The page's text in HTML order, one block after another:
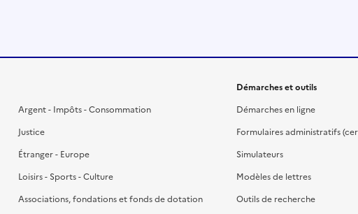
Argent - Impôts - Consommation
Justice
Étranger - Europe
Loisirs - Sports - Culture
Associations, fondations et fonds de dotation
Démarches et outils
Démarches en ligne
Formulaires administratifs
Simulateurs
Modèles de lettres
Outils de recherche